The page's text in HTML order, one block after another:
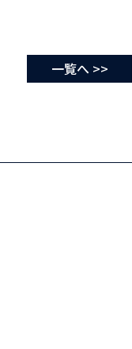
一覧へ >>